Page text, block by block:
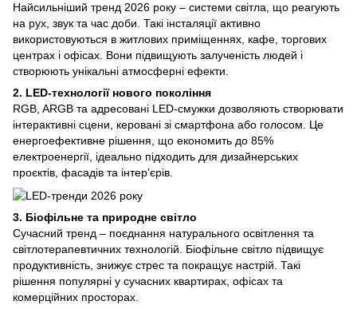
Найсильніший тренд 2026 року – системи світла, що реагують
на рух, звук та час доби. Такі інсталяції активно
використовуються в житлових приміщеннях, кафе, торгових
центрах і офісах. Вони підвищують залученість людей і
створюють унікальні атмосферні ефекти.
2. LED-технології нового покоління
RGB, ARGB та адресовані LED-смужки дозволяють створювати
інтерактивні сцени, керовані зі смартфона або голосом. Це
енергоефективне рішення, що економить до 85%
електроенергії, ідеально підходить для дизайнерських
проєктів, фасадів та інтер’єрів.
3. Біофільне та природне світло
Сучасний тренд – поєднання натурального освітлення та
світлотерапевтичних технологій. Біофільне світло підвищує
продуктивність, знижує стрес та покращує настрій. Такі
рішення популярні у сучасних квартирах, офісах та
комерційних просторах.